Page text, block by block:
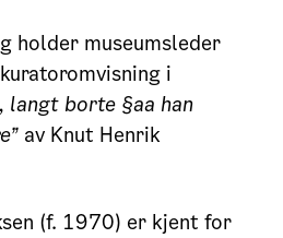
holder museumsleder
i
langt borte §aa han
av Knut Henrik
(f. 1970) er kjent for